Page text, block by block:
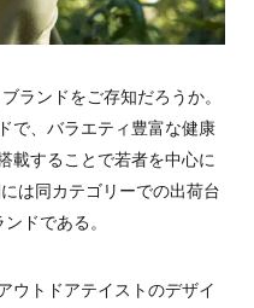
ランドをご存知だろうか。
で、バラエティ豊富な健康
載することで若者を中心に
は同カテゴリーでの出荷台
ドである。
ウトドアテイストのデザイ